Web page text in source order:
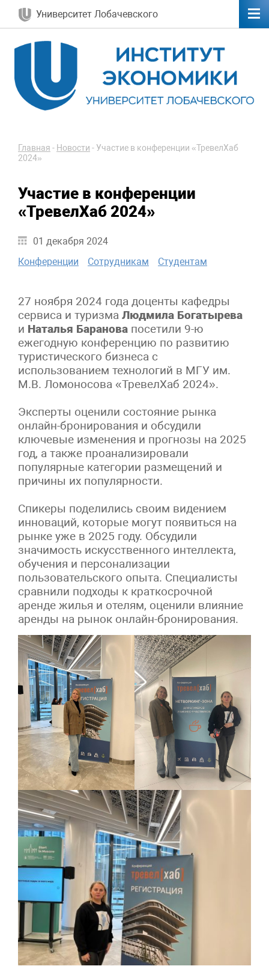
Университет Лобачевского
Главная - Новости - Участие в конференции «ТревелХаб
2024»
Участие в конференции
«ТревелХаб 2024»
01 декабря 2024
Конференции
Сотрудникам Студентам
27 ноября 2024 года доценты кафедры
сервиса и туризма Людмила Богатырева
и Наталья Баранова посетили 9-ю
ежегодную конференцию по развитию
туристического бизнеса с
использованием технологий в МГУ им.
М.В. Ломоносова «ТревелХаб 2024».
Эксперты оценили состояние рынка
онлайн-бронирования и обсудили
ключевые изменения и прогнозы на 2025
год, а также проанализировали
популярные категории размещений и
причины их популярности.
Спикеры поделились своим видением
инноваций, которые могут появиться на
рынке уже в 2025 году. Обсудили
значимость искусственного интеллекта,
обучения и персонализации
пользовательского опыта. Специалисты
сравнили подходы к краткосрочной
аренде жилья и отелям, оценили влияние
аренды на рынок онлайн-бронирования.